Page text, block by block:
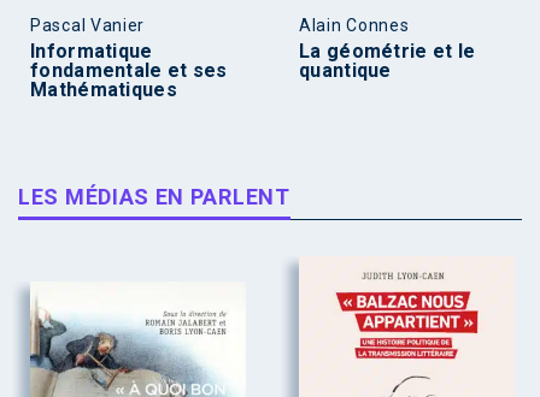
Pascal Vanier
Informatique
fondamentale et ses
Mathématiques
Alain Connes
La géométrie et le
quantique
LES MÉDIAS EN PARLENT